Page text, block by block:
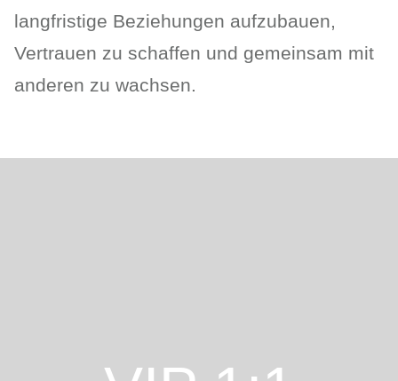
langfristige Beziehungen aufzubauen,
Vertrauen zu schaffen und gemeinsam mit
anderen zu wachsen.